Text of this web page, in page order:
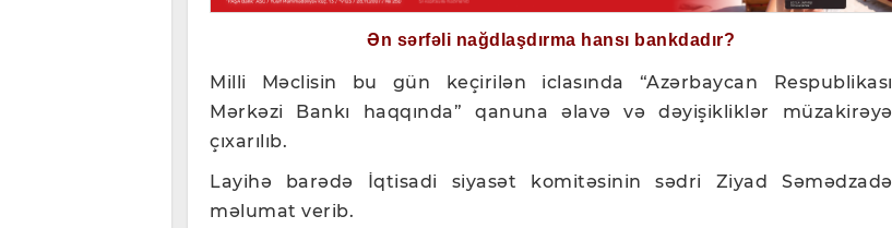
Ən sərfəli nağdlaşdırma hansı bankdadır?
Milli Məclisin bu gün keçirilən iclasında “Azərbaycan Respublikası
Mərkəzi Bankı haqqında” qanuna əlavə və dəyişikliklər müzakirəyə
çıxarılıb.
Layihə barədə İqtisadi siyasət komitəsinin sədri Ziyad Səmədzadə
məlumat verib.